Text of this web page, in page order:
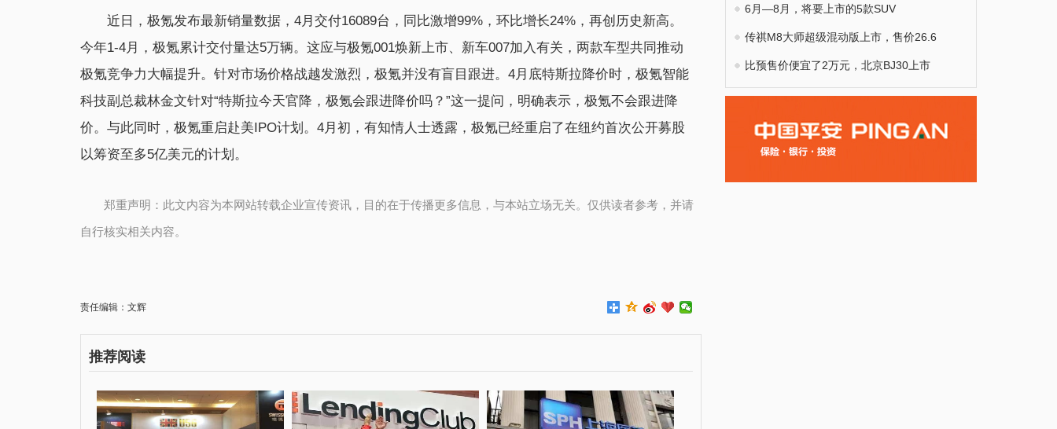
近日，极氪发布最新销量数据，4月交付16089台，同比激增99%，环比增长24%，再创历史新高。
今年1-4月，极氪累计交付量达5万辆。这应与极氪001焕新上市、新车007加入有关，两款车型共同推动
极氪竞争力大幅提升。针对市场价格战越发激烈，极氪并没有盲目跟进。4月底特斯拉降价时，极氪智能
科技副总裁林金文针对“特斯拉今天官降，极氪会跟进降价吗？”这一提问，明确表示，极氪不会跟进降
价。与此同时，极氪重启赴美IPO计划。4月初，有知情人士透露，极氪已经重启了在纽约首次公开募股
以筹资至多5亿美元的计划。
郑重声明：此文内容为本网站转载企业宣传资讯，目的在于传播更多信息，与本站立场无关。仅供读者参考，并请
自行核实相关内容。
责任编辑：文辉
推荐阅读
6月—8月，将要上市的5款SUV
传祺M8大师超级混动版上市，售价26.6
比预售价便宜了2万元，北京BJ30上市